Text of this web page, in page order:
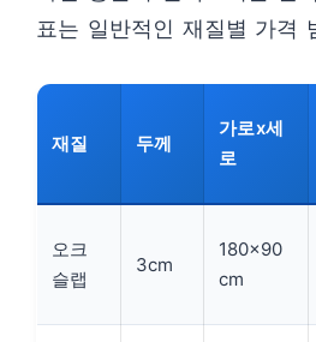
표는 일반적인 재질별 가격
재질 두께
가로x세
로
오크
슬랩
3cm
180×90
cm